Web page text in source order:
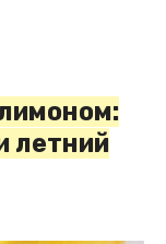
летний